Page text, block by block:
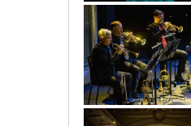
sif_2245